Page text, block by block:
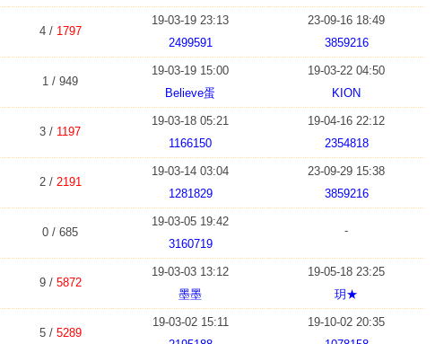
4 / 1797
19-03-19 23:13
2499591
23-09-16 18:49
3859216
1 / 949
19-03-19 15:00
Believe蛋
19-03-22 04:50
KION
3 / 1197
19-03-18 05:21
1166150
19-04-16 22:12
2354818
2 / 2191
19-03-14 03:04
1281829
23-09-29 15:38
3859216
0 / 685
19-03-05 19:42
3160719
-
9 / 5872
19-03-03 13:12
墨墨
19-05-18 23:25
玥★
5 / 5289
19-03-02 15:11
19-10-02 20:35